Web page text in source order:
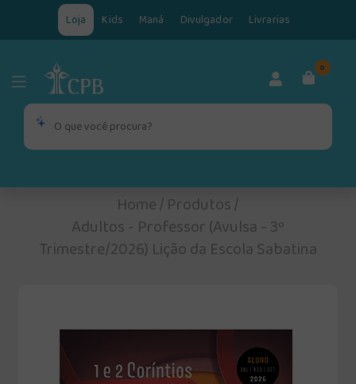
Loja Kids Maná Divulgador Livrarias
0
Home/Produtos/
Adultos - Professor (Avulsa - 3º
Trimestre/2026) Lição da Escola Sabatina